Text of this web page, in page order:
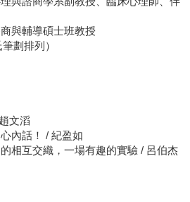
與輔導碩士班教授
劃排列）
文滔
內話！ / 紀盈如
相互交織，一場有趣的實驗 / 呂伯杰